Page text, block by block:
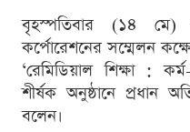
বৃহস্পতিবার (১৪ মে)
কর্পোরেশনের সম্মেলন
‘রেমিডিয়াল শিক্ষা :
শীর্ষক অনুষ্ঠানে প্রধান
বলেন।